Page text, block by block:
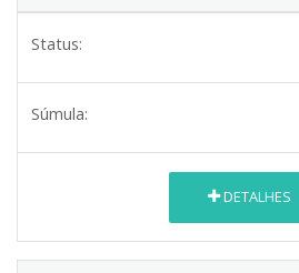
Status:
Súmula:
DETALHES